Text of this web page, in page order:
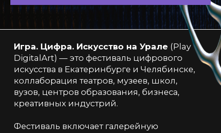
Тема Фестиваля
Время//пространство
Художникам предлагается с помощью
цифровых технологий рассказать о том, как
и пространство — в прошлом, настоящем
Фестиваль включает галерейную